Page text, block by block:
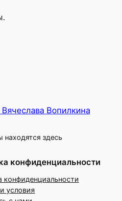
Вопилкина
находятся здесь
конфиденциальности
конфиденциальности
условия